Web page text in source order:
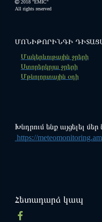
"ՍԵՎԱՆ" ազգային պարկ
2018 "EMIC"
All rights reserved
ՄՈՆԻԹՈՐԻՆԳԻ
Մակերևութային ջրերի
Ստորերկրյա ջրերի
Մթնոլորտային օդի
Խնդրում ենք այցելել մեր
https://
Հետադարձ կապ